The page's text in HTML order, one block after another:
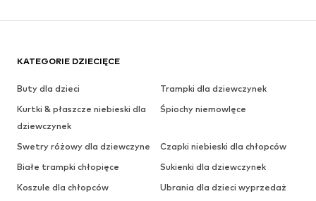
KATEGORIE DZIECIĘCE
Buty dla dzieci
Trampki dla dziewczynek
Kurtki & płaszcze niebieski dla
dziewczynek
Śpiochy niemowlęce
Swetry różowy dla dziewczyne
Czapki niebieski dla chłopców
Białe trampki chłopięce
Sukienki dla dziewczynek
Koszule dla chłopców
Ubrania dla dzieci wyprzedaż